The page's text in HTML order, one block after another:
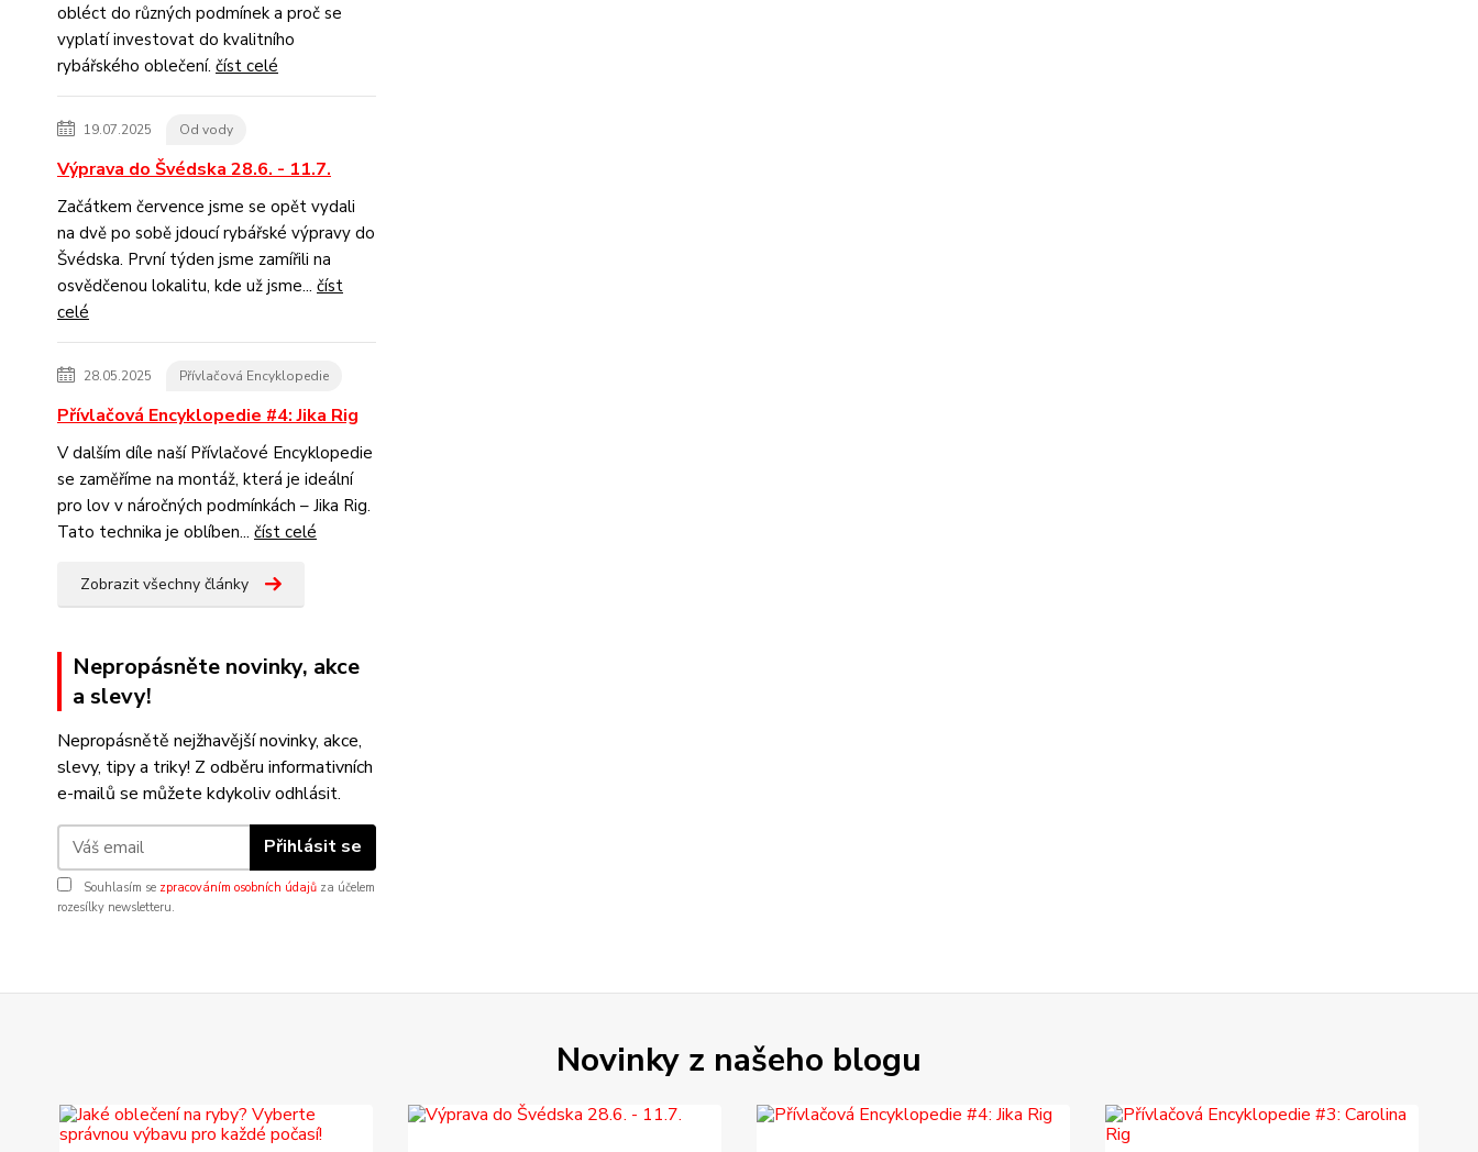
obléct do různých podmínek a proč se
vyplatí investovat do kvalitního
rybářského oblečení. číst celé
19.07.2025 Od vody
Výprava do Švédska 28.6. - 11.7.
Začátkem července jsme se opět vydali
na dvě po sobě jdoucí rybářské výpravy do
Švédska. První týden jsme zamířili na
osvědčenou lokalitu, kde už jsme... číst
celé
28.05.2025 Přívlačová Encyklopedie
Přívlačová Encyklopedie #4: Jika Rig
V dalším díle naší Přívlačové Encyklopedie
se zaměříme na montáž, která je ideální
pro lov v náročných podmínkách – Jika Rig.
Tato technika je oblíben... číst celé
Zobrazit všechny články
Nepropásněte novinky, akce
a slevy!
Nepropásnětě nejžhavější novinky, akce,
slevy, tipy a triky! Z odběru informativních
e-mailů se můžete kdykoliv odhlásit.
Přihlásit se
Souhlasím se zpracováním osobních údajů za účelem
rozesílky newsletteru.
Novinky z našeho blogu